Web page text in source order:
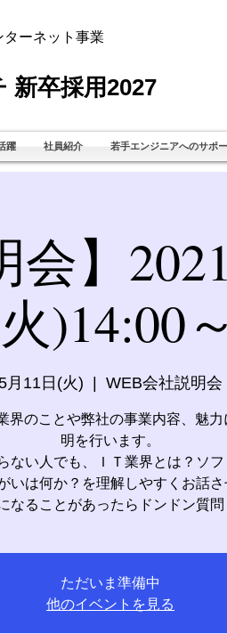
ーネット事業
新卒採用2027
躍 社員紹介 若手エンジニアへのサポ
会】
)14:00～
月11日(火) WEB会社説明会
界のことや弊社の事業内容、魅
明を行います。
ない人でも、ＩＴ業界とは？ソ
いは何か？を理解しやすくお話さ
なることがあったらドンドン質問
ただいま準備中
他のイベントを見る